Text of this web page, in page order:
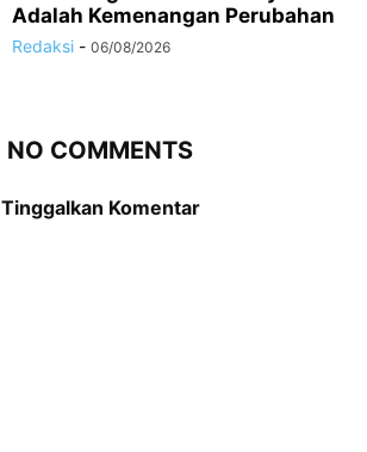
Adalah Kemenangan Perubahan
Redaksi - 06/08/2026
NO COMMENTS
Tinggalkan Komentar